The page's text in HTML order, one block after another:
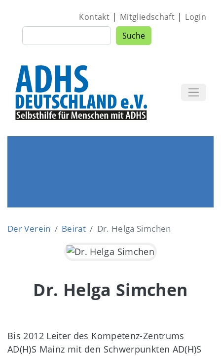
Suche Suche
Kontakt| Mitgliedschaft | Login
Der Verein Beirat Dr. Helga Simchen
Dr. Helga Simchen
Bis 2012 Leiter des Kompetenz-Zentrums
AD(H)S Mainz mit den Schwerpunkten AD(H)S